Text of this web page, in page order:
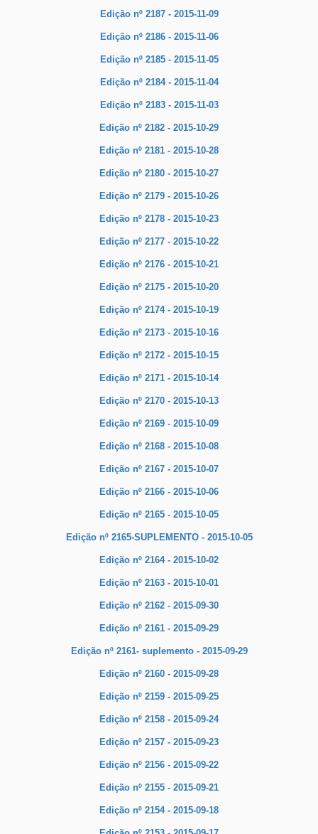
Edição nº 2187 - 2015-11-09
Edição nº 2186 - 2015-11-06
Edição nº 2185 - 2015-11-05
Edição nº 2184 - 2015-11-04
Edição nº 2183 - 2015-11-03
Edição nº 2182 - 2015-10-29
Edição nº 2181 - 2015-10-28
Edição nº 2180 - 2015-10-27
Edição nº 2179 - 2015-10-26
Edição nº 2178 - 2015-10-23
Edição nº 2177 - 2015-10-22
Edição nº 2176 - 2015-10-21
Edição nº 2175 - 2015-10-20
Edição nº 2174 - 2015-10-19
Edição nº 2173 - 2015-10-16
Edição nº 2172 - 2015-10-15
Edição nº 2171 - 2015-10-14
Edição nº 2170 - 2015-10-13
Edição nº 2169 - 2015-10-09
Edição nº 2168 - 2015-10-08
Edição nº 2167 - 2015-10-07
Edição nº 2166 - 2015-10-06
Edição nº 2165 - 2015-10-05
Edição nº 2165-SUPLEMENTO - 2015-10-05
Edição nº 2164 - 2015-10-02
Edição nº 2163 - 2015-10-01
Edição nº 2162 - 2015-09-30
Edição nº 2161 - 2015-09-29
Edição nº 2161- suplemento - 2015-09-29
Edição nº 2160 - 2015-09-28
Edição nº 2159 - 2015-09-25
Edição nº 2158 - 2015-09-24
Edição nº 2157 - 2015-09-23
Edição nº 2156 - 2015-09-22
Edição nº 2155 - 2015-09-21
Edição nº 2154 - 2015-09-18